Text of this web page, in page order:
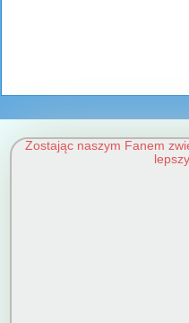
Zostając naszym Fanem